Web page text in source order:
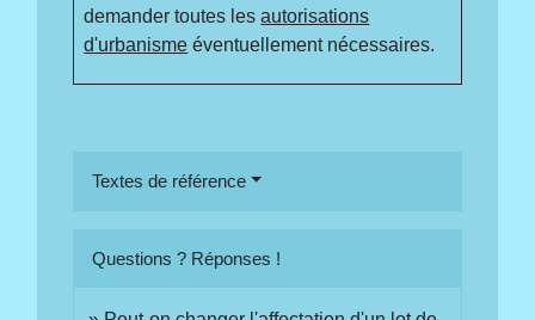
demander toutes lesautorisations
d'urbanisme éventuellement nécessaires.
Textes de référence
Questions ? Réponses !